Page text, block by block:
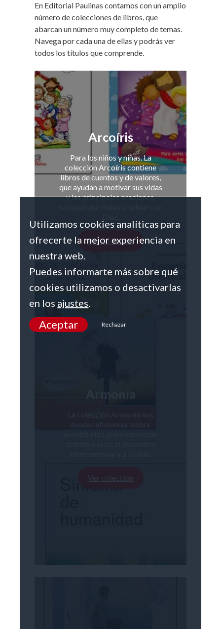
En Editorial Paulinas contamos con un amplio
número de colecciones de libros, que
abarcan un número muy completo de temas.
Navega por cada una de ellas y podrás ver
todos los títulos que comprende.
Arcoíris
Para los niños y niñas. La
colección Arcoíris contiene
libros de cuentos y de valores,
que ayudan a motivar sus vidas
y las principales oraciones,
Ver colección
Armonía
La colección Armonía nos
ayuda reflexionar sobre
Ver colección
Utilizamos cookies analíticas para
ofrecerte la mejor experiencia en
nuestra web.
Puedes informarte más sobre qué
cookies utilizamos o desactivarlas
en los ajustes.
Aceptar Rechazar